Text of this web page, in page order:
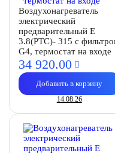
Воздухонагреватель
электрический
предварительный E
3.8(PTC)- 315 с
G4, термостат на входе
34 920.00
Добавить в корзину
14.08.26